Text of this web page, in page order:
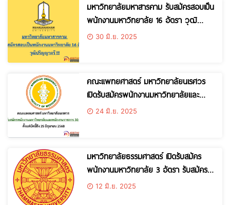
มหาวิทยาลัยมหาสารคาม รับสมัครสอบเป็น
พนักงานมหาวิทยาลัย 16 อัตรา วุฒิ
ปริญญาตรี!!!
30 มิ.ย. 2025
คณะแพทยศาสตร์ มหาวิทยาลัยนเรศวร
เปิดรับสมัครพนักงานมหาวิทยาลัยและ
พนักงานราชการ 30 อัตรา ตั้งแต่บัดนี้ถึง
24 มิ.ย. 2025
มหาวิทยาลัยธรรมศาสตร์ เปิดรับสมัคร
พนักงานมหาวิทยาลัย 3 อัตรา รับสมัคร
อินเทอร์เน็ต ตั้งแต่วันที 10 -20 มิถุนายน
12 มิ.ย. 2025